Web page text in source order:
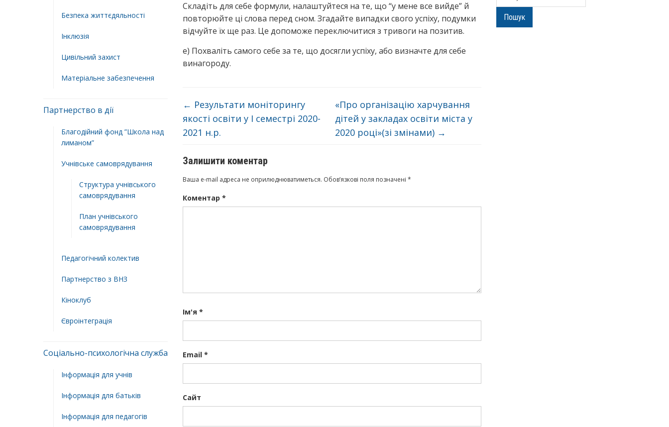
Безпека життєдяльності
Інклюзія
Цивільний захист
Матеріальне забезпечення
Партнерство в дії
Благодійний фонд ”Школа над
лиманом”
Учнівське самоврядування
Структура учнiвського
самоврядування
План учнiвського
самоврядування
Педагогічний колектив
Партнерство з ВНЗ
Кіноклуб
Євроінтеграція
Соціально-психологічна служба
Інформація для учнів
Інформація для батьків
Інформація для педагогів
Складіть для себе формули, налаштуйтеся на те, що “у мене все вийде” й
повторюйте ці слова перед сном. Згадайте випадки свого успіху, подумки
відчуйте їх ще раз. Це допоможе переключитися з тривоги на позитив.
е) Похваліть самого себе за те, що досягли успіху, або визначте для себе
винагороду.
← Результати моніторингу
якості освіти у І семестрі 2020-
2021 н.р.
«Про організацію харчування
дітей у закладах освіти міста у
2020 році»(зі змінами) →
Залишити коментар
Ваша e-mail адреса не оприлюднюватиметься. Обов’язкові поля позначені *
Коментар *
Ім'я *
Email *
Сайт
Пошук